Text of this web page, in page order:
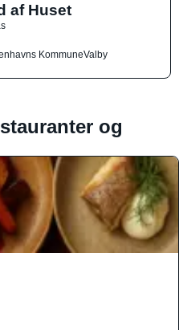
af Huset
KommuneValby
og